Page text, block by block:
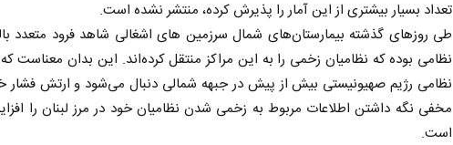
تعداد بسیار بیشتری از این آمار را پذیرش کرده، منتشر نشده است.
طی روزهای گذشته بیمارستان‌های شمال سرزمین‌ های اشغالی شاهد فرود متعدد
نظامی بوده که نظامیان زخمی را به این مراکز منتقل کرده‌اند. این بدان معناست
نظامی رژیم صهیونیستی بیش از پیش در جبهه شمالی دنبال می‌شود و ارتش فشار
مخفی نگه داشتن اطلاعات مربوط به زخمی شدن نظامیان خود در مرز لبنان را
است.